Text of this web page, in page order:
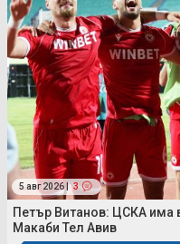
5 авг 2026 | 3
Петър Витанов: ЦСКА има
Макаби Тел Авив